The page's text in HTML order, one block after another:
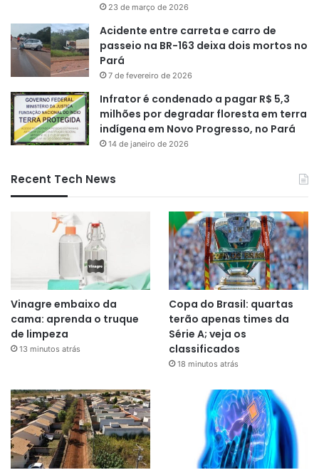
23 de março de 2026
Acidente entre carreta e carro de
passeio na BR-163 deixa dois mortos no
Pará
7 de fevereiro de 2026
Infrator é condenado a pagar R$ 5,3
milhões por degradar floresta em terra
indígena em Novo Progresso, no Pará
14 de janeiro de 2026
Recent Tech News
Vinagre embaixo da
cama: aprenda o truque
de limpeza
13 minutos atrás
Copa do Brasil: quartas
terão apenas times da
Série A; veja os
classificados
18 minutos atrás